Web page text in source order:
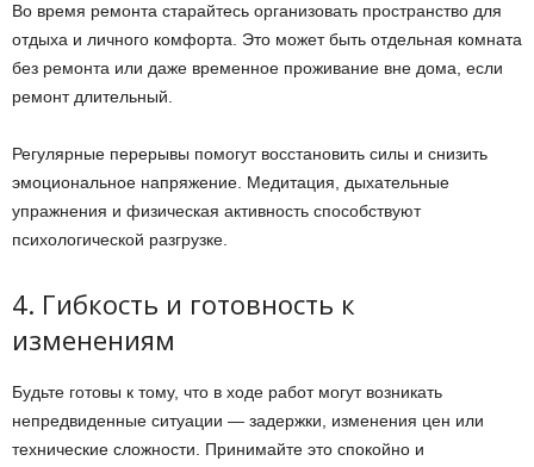
Во время ремонта старайтесь организовать пространство для
отдыха и личного комфорта. Это может быть отдельная комната
без ремонта или даже временное проживание вне дома, если
ремонт длительный.
Регулярные перерывы помогут восстановить силы и снизить
эмоциональное напряжение. Медитация, дыхательные
упражнения и физическая активность способствуют
психологической разгрузке.
4. Гибкость и готовность к
изменениям
Будьте готовы к тому, что в ходе работ могут возникать
непредвиденные ситуации — задержки, изменения цен или
технические сложности. Принимайте это спокойно и